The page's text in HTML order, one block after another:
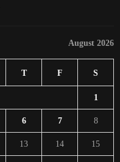
August 2026
T F S
1
6 7 8
13 14 15